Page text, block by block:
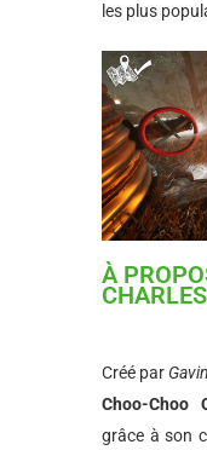
les plus
À
CHARLES
Créé par
Choo-Choo
grâce à son